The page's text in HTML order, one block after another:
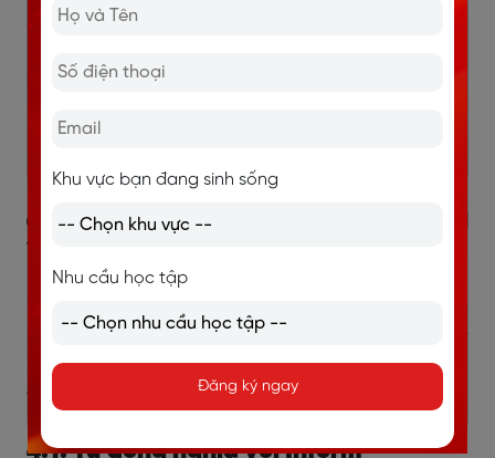
Truy cập ngay kho tài liệu miễn phí, cập
giúp bạn học đúng trọng tâm và tiến bộ
nhanh chóng.
👉
Nhận ngay kho tài liệu miễn phí tại
4. Từ đồng nghĩa và trái nghĩa
với Inform
nên mở rộng
liên quan để diễn đạt linh hoạt
hơn. Dưới đây là các từ đồng nghĩa và trái nghĩa
thông dụng với inform, kèm ý nghĩa và ví dụ minh họa.
4.1. Từ đồng nghĩa với Inform
Khu vực bạn đang sinh sống
Nhu cầu học tập
Đăng ký ngay